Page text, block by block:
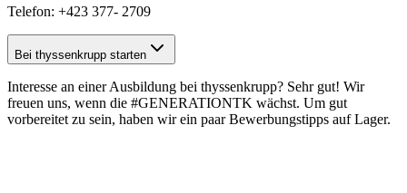
Telefon: +423 377- 2709
Bei thyssenkrupp starten
Interesse an einer Ausbildung bei thyssenkrupp? Sehr gut! Wir
freuen uns, wenn die #GENERATIONTK wächst. Um gut
vorbereitet zu sein, haben wir ein paar Bewerbungstipps auf Lager.